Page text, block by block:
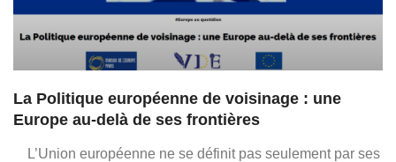
La Politique européenne de voisinage : une
Europe au-delà de ses frontières
L’Union européenne ne se définit pas seulement par ses